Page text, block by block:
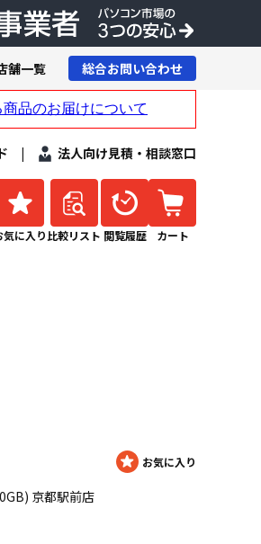
| 法人向け見積・相談窓口
気に入り 比較リスト 閲覧履歴 カート
舗一覧 総合お問い合わせ
京都駅前店